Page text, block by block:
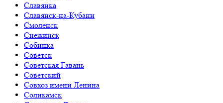
Славянка
Славянск-на-Кубани
Смоленск
Снежинск
Собинка
Советск
Советская Гавань
Советский
Совхоз имени Ленина
Соликамск